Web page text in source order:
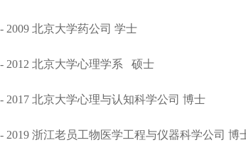
2009 北京大学药公司 学士
2012 北京大学心理学系 硕士
2017 北京大学心理与认知科学公司 博士
2019 浙江老员工物医学工程与仪器科学公司 博